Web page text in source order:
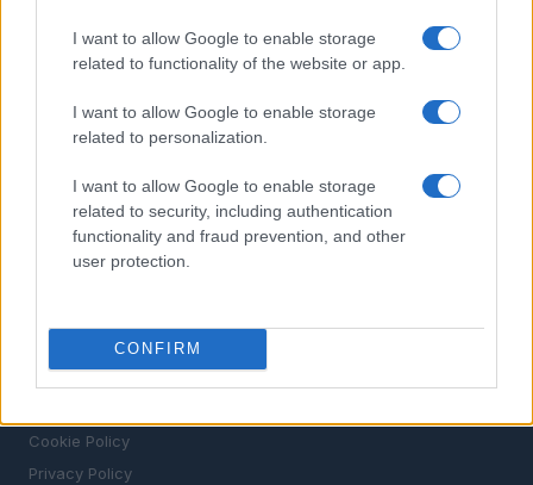
I want to allow Google to enable storage
related to functionality of the website or app.
I want to allow Google to enable storage
related to personalization.
I want to allow Google to enable storage
related to security, including authentication
functionality and fraud prevention, and other
user protection.
CONFIRM
TROVARE LAVORO
STIPENDI
MAGAZINE
Chi siamo
LEGALE
Cookie Policy
Privacy Policy